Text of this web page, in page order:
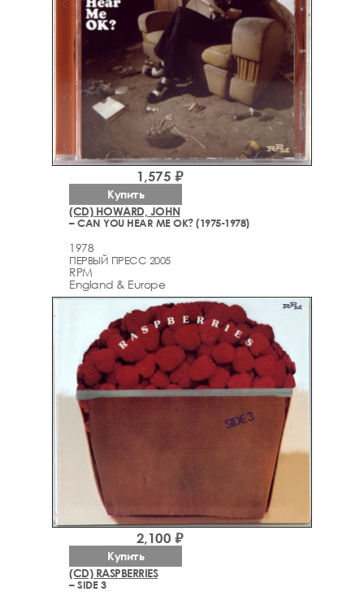
(CD) HOWARD, JOHN
– CAN YOU HEAR ME OK? (1975-1978)
1978
ПЕРВЫЙ ПРЕСС 2005
RPM
England & Europe
1,575 ₽
Купить
(CD) RASPBERRIES
– SIDE 3
2,100 ₽
Купить